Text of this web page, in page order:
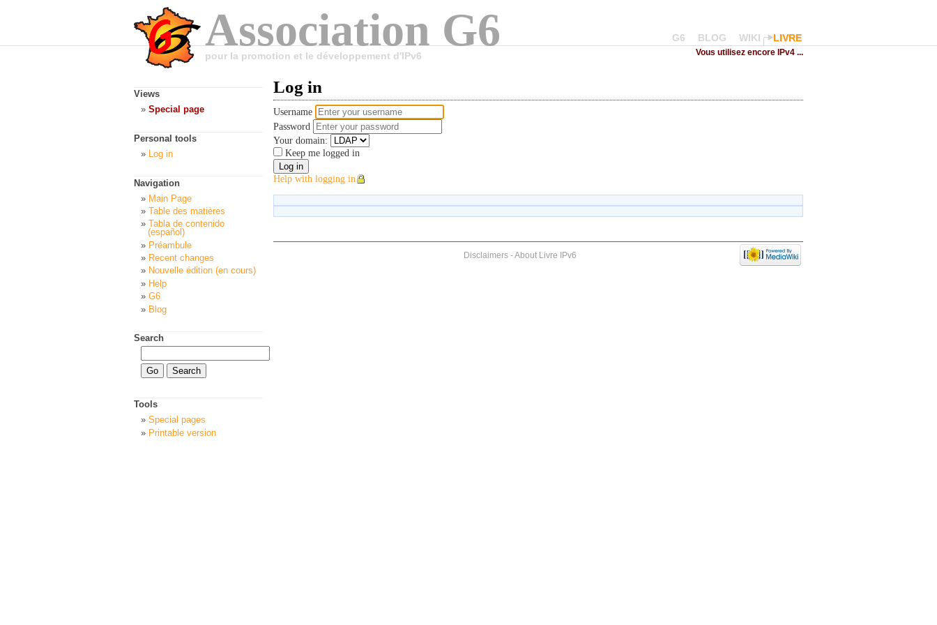
Association G6
pour la promotion et le développement d'IPv6
G6 BLOG WIKI LIVRE
Vous utilisez encore IPv4 ...
Log in
Username
Password
Your domain:
Keep me logged in
Help with logging in
Views
Special page
Personal tools
Log in
Navigation
Main Page
Table des matières
Tabla de contenido
(español)
Préambule
Recent changes
Nouvelle édition (en cours)
Help
G6
Blog
Search
Tools
Special pages
Printable version
Disclaimers-About Livre IPv6